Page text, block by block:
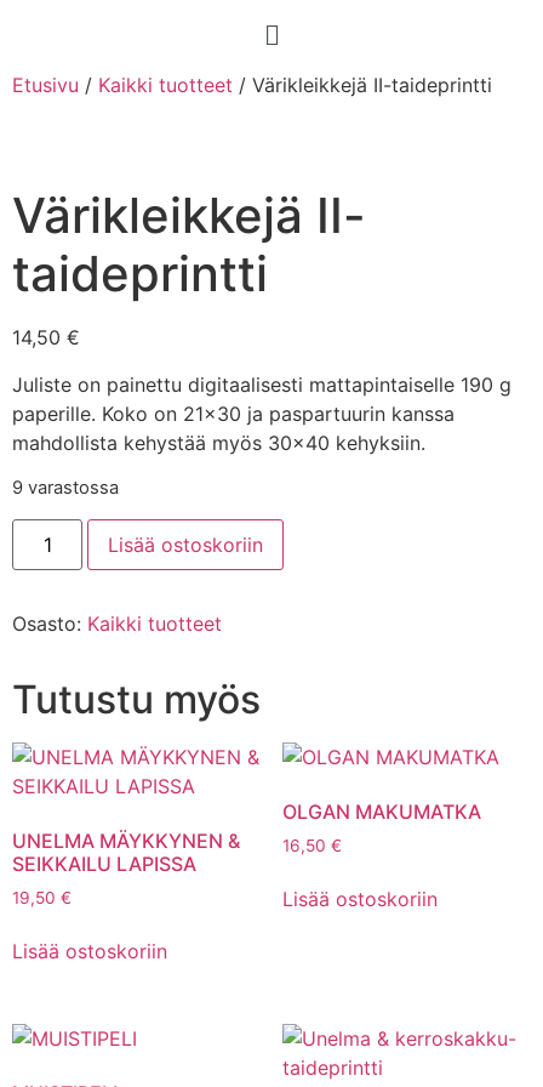
Etusivu / Kaikki tuotteet / Värikleikkejä II-taideprintti
Värikleikkejä II-
taideprintti
14,50 €
Juliste on painettu digitaalisesti mattapintaiselle 190 g
paperille. Koko on 21×30 ja paspartuurin kanssa
mahdollista kehystää myös 30×40 kehyksiin.
9 varastossa
Lisää ostoskoriin
Osasto: Kaikki tuotteet
Tutustu myös
UNELMA MÄYKKYNEN &
SEIKKAILU LAPISSA
19,50 €
Lisää ostoskoriin
OLGAN MAKUMATKA
16,50 €
Lisää ostoskoriin